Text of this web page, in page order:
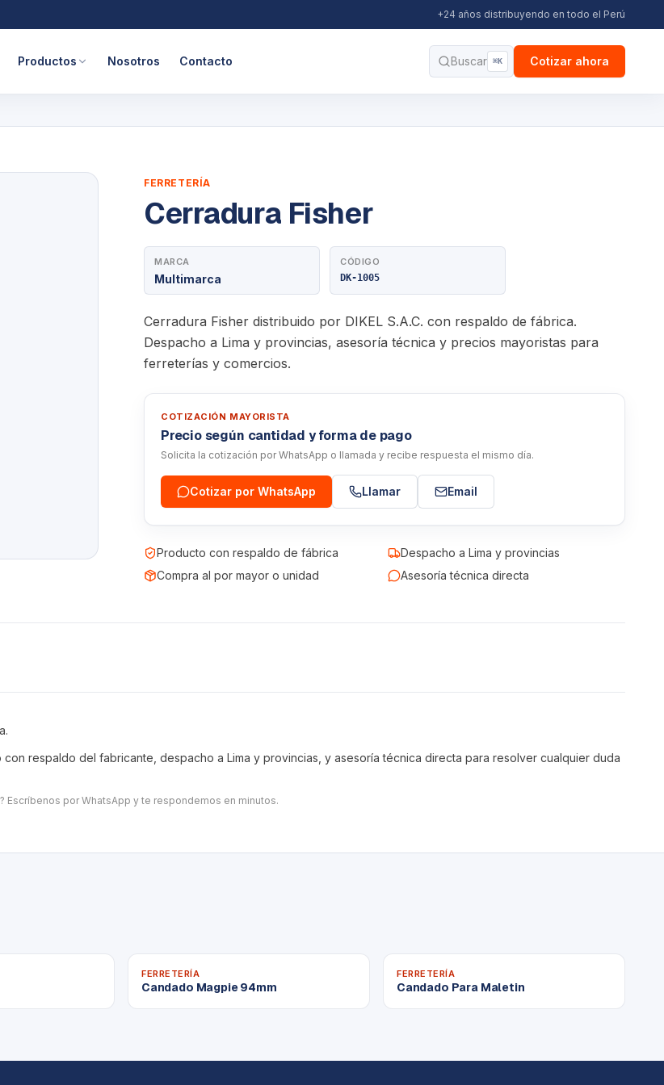
+24 años distribuyendo en todo el Perú
Productos Nosotros Contacto Buscar ⌘K Cotizar ahora
FERRETERÍA
Cerradura Fisher
MARCA
Multimarca
CÓDIGO
DK-1005
Cerradura Fisher distribuido por DIKEL S.A.C. con respaldo de fábrica.
Despacho a Lima y provincias, asesoría técnica y precios mayoristas para
ferreterías y comercios.
COTIZACIÓN MAYORISTA
Precio según cantidad y forma de pago
Solicita la cotización por WhatsApp o llamada y recibe respuesta el mismo día.
Cotizar por WhatsApp Llamar Email
Producto con respaldo de fábrica
Despacho a Lima y provincias
Compra al por mayor o unidad
Asesoría técnica directa
.
respaldo del fabricante, despacho a Lima y provincias, y asesoría técnica directa para resolver cualquier duda
por WhatsApp y te respondemos en minutos.
FERRETERÍA
Candado Magpie 94mm
FERRETERÍA
Candado Para Maletin